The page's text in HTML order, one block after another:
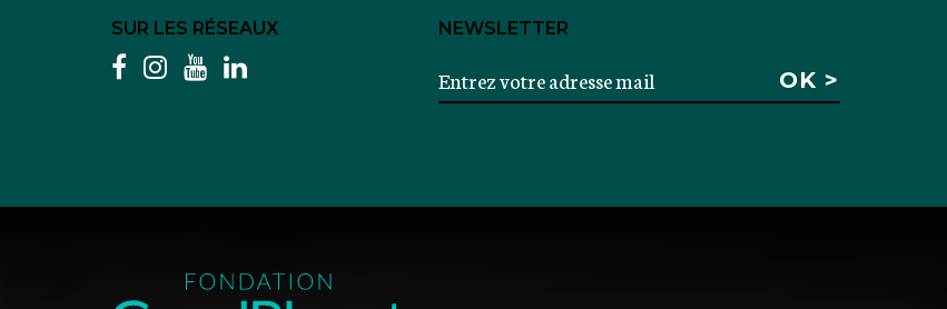
SUR LES RÉSEAUX
facebook
instagram
youtubelinkedin
NEWSLETTER